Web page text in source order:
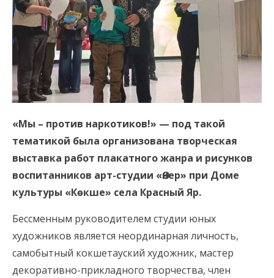
«Мы – против наркотиков!» — под такой
тематикой была организована творческая
выставка работ плакатного жанра и рисунков
воспитанников арт-студии «Өнер» при Доме
культуры «Көкше» села Красный Яр.
Бессменным руководителем студии юных
художников является неординарная личность,
самобытный кокшетауский художник, мастер
декоративно-прикладного творчества, член